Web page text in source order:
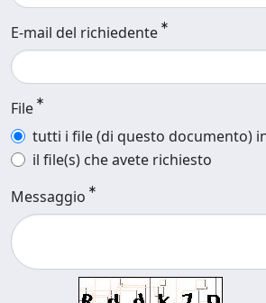
E-mail del richiedente
File
tutti i file (di questo documento)
il file(s) che avete richiesto
Messaggio